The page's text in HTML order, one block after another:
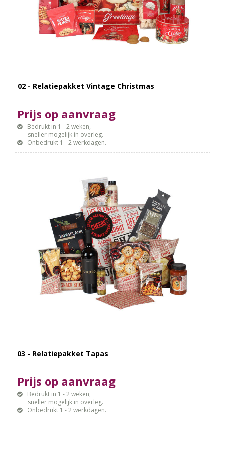
02 - Relatiepakket Vintage Christmas
Prijs op aanvraag
Bedrukt in 1 - 2 weken,
sneller mogelijk in overleg.
Onbedrukt 1 - 2 werkdagen.
03 - Relatiepakket Tapas
Prijs op aanvraag
Bedrukt in 1 - 2 weken,
sneller mogelijk in overleg.
Onbedrukt 1 - 2 werkdagen.